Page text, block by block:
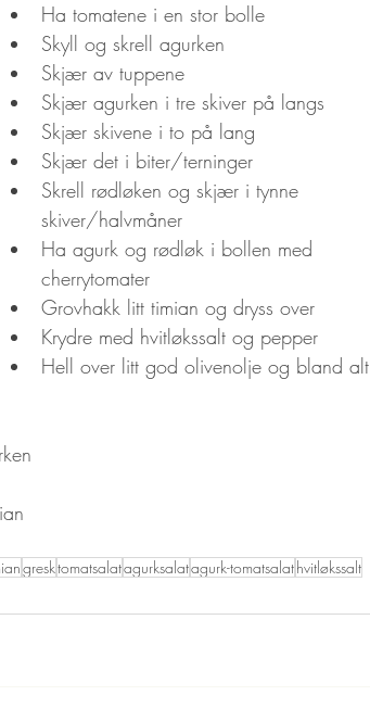
Ha tomatene i en stor bolle
Skyll og skrell agurken
Skjær av tuppene
Skjær agurken i tre skiver på langs
Skjær skivene i to på lang
Skjær det i biter/terninger
Skrell rødløken og skjær i tynne
skiver/halvmåner
Ha agurk og rødløk i bollen med
cherrytomater
Grovhakk litt timian og dryss over
Krydre med hvitløkssalt og pepper
Hell over litt god olivenolje og bland alt
gresktomatsalatagurksalatagurk-tomatsalathvitløkssalt